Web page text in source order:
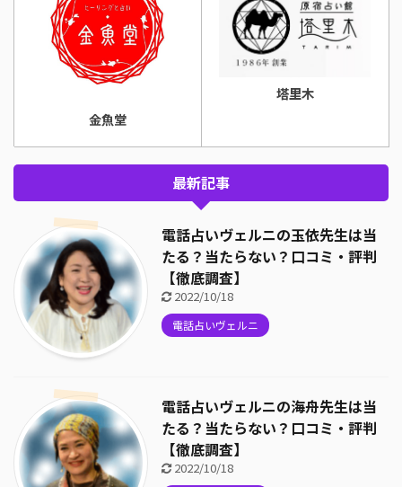
金魚堂
塔里木
最新記事
電話占いヴェルニの玉依先生は当
たる？当たらない？口コミ・評判
【徹底調査】
2022/10/18
電話占いヴェルニ
電話占いヴェルニの海舟先生は当
たる？当たらない？口コミ・評判
【徹底調査】
2022/10/18